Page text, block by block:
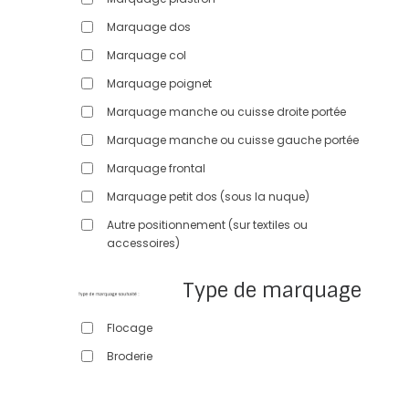
Marquage dos
Marquage col
Marquage poignet
Marquage manche ou cuisse droite portée
Marquage manche ou cuisse gauche portée
Marquage frontal
Marquage petit dos (sous la nuque)
Autre positionnement (sur textiles ou
accessoires)
Type de marquage
Flocage
Broderie